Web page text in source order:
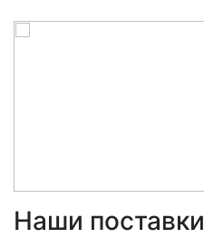
Наши поставки